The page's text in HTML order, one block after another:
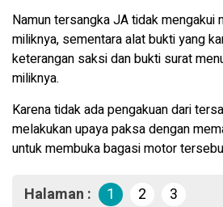
Namun tersangka JA tidak
miliknya, sementara alat bukti yang
keterangan saksi dan bukti surat
miliknya.
Karena tidak ada pengakuan dari
melakukan upaya paksa dengan
untuk membuka bagasi motor
Halaman : 1 2 3